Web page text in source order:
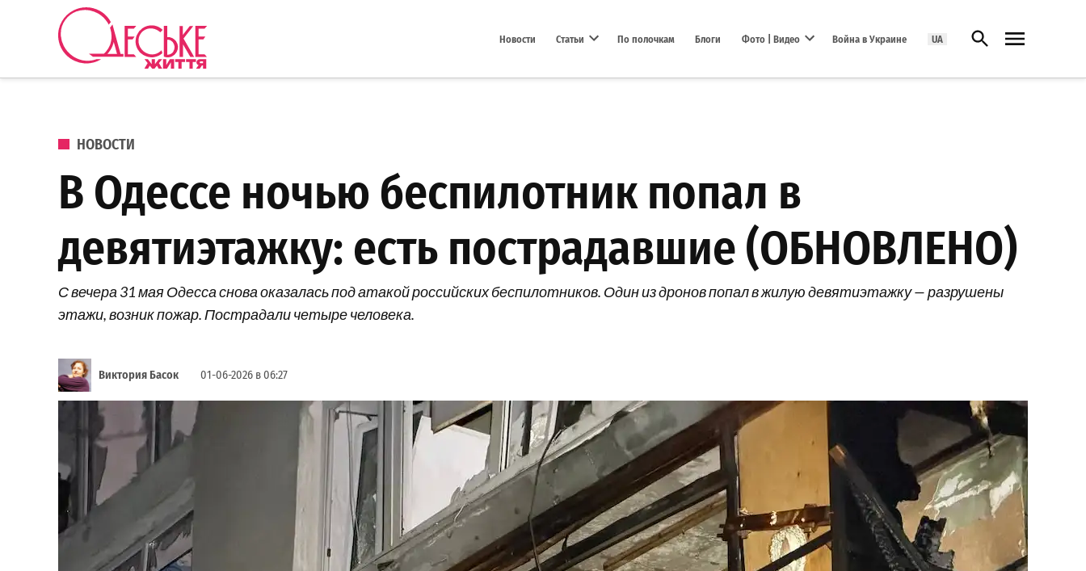
Перейти к содержанию
Новости Статьи По полочкам Блоги Фото | Видео Война в Украине UA Открыть поиск
ОПУБЛИКОВАНО В
НОВОСТИ
В Одессе ночью беспилотник попал в
девятиэтажку: есть пострадавшие (ОБНОВЛЕНО)
С вечера 31 мая Одесса снова оказалась под атакой российских беспилотников. Один из дронов попал в жилую девятиэтажку — разрушены
этажи, возник пожар. Пострадали четыре человека.
Виктория Басок 01-06-2026 в 06:27